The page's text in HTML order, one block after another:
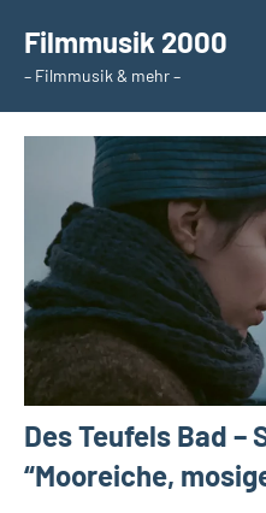
Inhalt
springen
Filmmusik 2000
– Filmmusik & mehr –
Des Teufels Bad –
“Mooreiche,